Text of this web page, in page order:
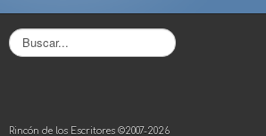
B
u
rRincón de los Escritores ©2007-2026